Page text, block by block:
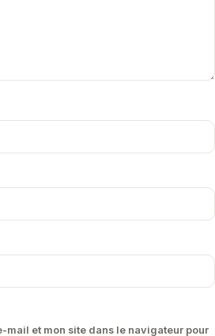
mail et mon site dans le navigateur pour